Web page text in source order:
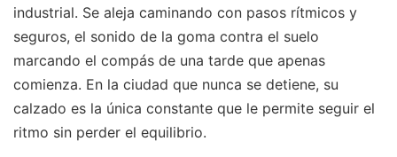
industrial. Se aleja caminando con pasos rítmicos y
seguros, el sonido de la goma contra el suelo
marcando el compás de una tarde que apenas
comienza. En la ciudad que nunca se detiene, su
calzado es la única constante que le permite seguir el
ritmo sin perder el equilibrio.